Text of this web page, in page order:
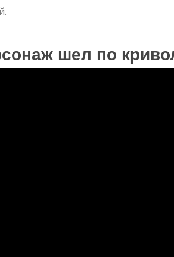
шел по